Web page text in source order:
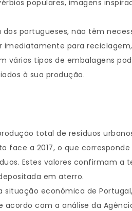
populares, imagens
portugueses, não têm
para
tipos de embalagens
à sua produção.
total de resíduos
face a 2017, o que
Estes valores confirmam
em aterro.
económica de
com a análise da